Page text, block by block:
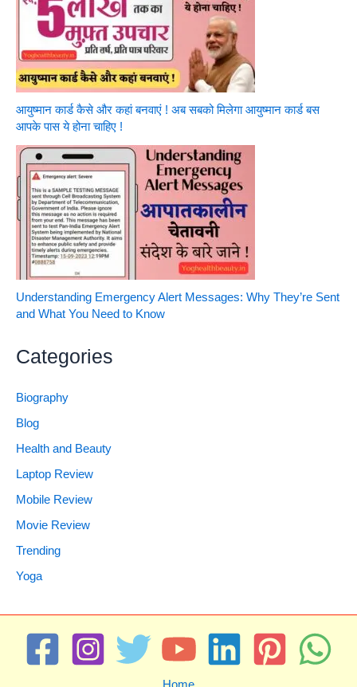
आयुष्मान कार्ड कैसे और कहां बनवाएं ! अब सबको मिलेगा आयुष्मान कार्ड बस
आपके पास ये होना चाहिए !
Understanding Emergency Alert Messages: Why They’re Sent
and What You Need to Know
Categories
Biography
Blog
Health and Beauty
Laptop Review
Mobile Review
Movie Review
Trending
Yoga